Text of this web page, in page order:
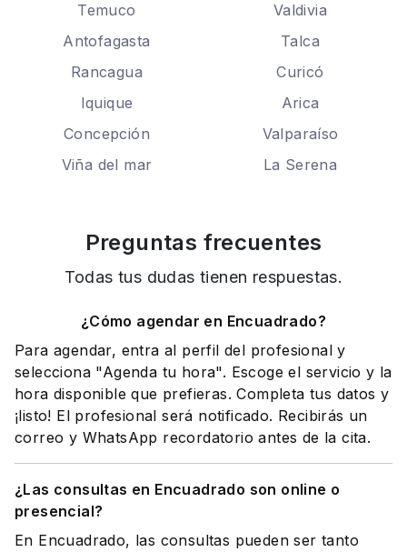
Temuco
Valdivia
Antofagasta
Talca
Rancagua
Curicó
Iquique
Arica
Concepción
Valparaíso
Viña del mar
La Serena
Preguntas frecuentes
Todas tus dudas tienen respuestas.
¿Cómo agendar en Encuadrado?
Para agendar, entra al perfil del profesional y
selecciona "Agenda tu hora". Escoge el servicio y la
hora disponible que prefieras. Completa tus datos y
¡listo! El profesional será notificado. Recibirás un
correo y WhatsApp recordatorio antes de la cita.
¿Las consultas en Encuadrado son online o
presencial?
En Encuadrado, las consultas pueden ser tanto